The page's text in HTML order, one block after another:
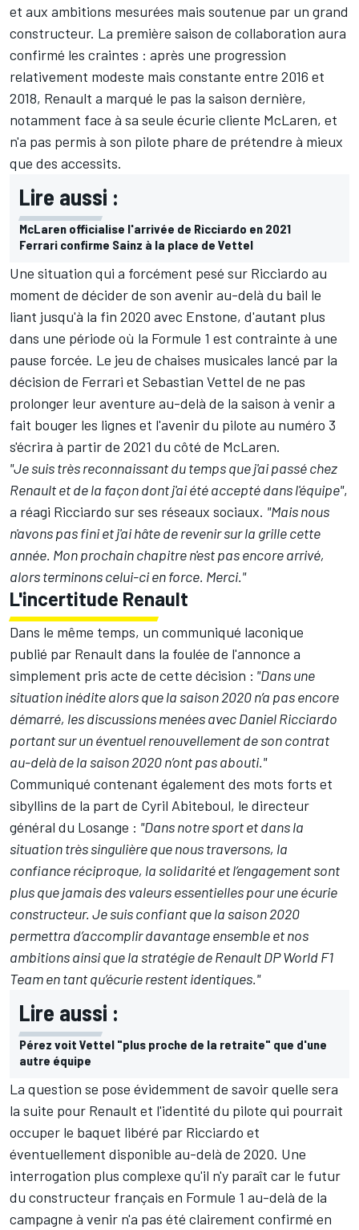
et aux ambitions mesurées mais soutenue par un grand
constructeur. La première saison de collaboration aura
confirmé les craintes : après une progression
relativement modeste mais constante entre 2016 et
2018, Renault a marqué le pas la saison dernière,
notamment face à sa seule écurie cliente McLaren, et
n'a pas permis à son pilote phare de prétendre à mieux
que des accessits.
Lire aussi :
McLaren officialise l'arrivée de Ricciardo en 2021
Ferrari confirme Sainz à la place de Vettel
Une situation qui a forcément pesé sur Ricciardo au
moment de décider de son avenir au-delà du bail le
liant jusqu'à la fin 2020 avec Enstone, d'autant plus
dans une période où la Formule 1 est contrainte à une
pause forcée. Le jeu de chaises musicales lancé par la
décision de Ferrari et Sebastian Vettel de ne pas
prolonger leur aventure au-delà de la saison à venir a
fait bouger les lignes et l'avenir du pilote au numéro 3
s'écrira à partir de 2021 du côté de McLaren.
"Je suis très reconnaissant du temps que j'ai passé chez
Renault et de la façon dont j'ai été accepté dans l'équipe",
a réagi Ricciardo sur ses réseaux sociaux. "Mais nous
n'avons pas fini et j'ai hâte de revenir sur la grille cette
année. Mon prochain chapitre n'est pas encore arrivé,
alors terminons celui-ci en force. Merci."
L'incertitude Renault
Dans le même temps, un communiqué laconique
publié par Renault dans la foulée de l'annonce a
simplement pris acte de cette décision : "Dans une
situation inédite alors que la saison 2020 n’a pas encore
démarré, les discussions menées avec Daniel Ricciardo
portant sur un éventuel renouvellement de son contrat
au-delà de la saison 2020 n’ont pas abouti."
Communiqué contenant également des mots forts et
sibyllins de la part de Cyril Abiteboul, le directeur
général du Losange : "Dans notre sport et dans la
situation très singulière que nous traversons, la
confiance réciproque, la solidarité et l’engagement sont
plus que jamais des valeurs essentielles pour une écurie
constructeur. Je suis confiant que la saison 2020
permettra d’accomplir davantage ensemble et nos
ambitions ainsi que la stratégie de Renault DP World F1
Team en tant qu’écurie restent identiques."
Lire aussi :
Pérez voit Vettel "plus proche de la retraite" que d'une
autre équipe
La question se pose évidemment de savoir quelle sera
la suite pour Renault et l'identité du pilote qui pourrait
occuper le baquet libéré par Ricciardo et
éventuellement disponible au-delà de 2020. Une
interrogation plus complexe qu'il n'y paraît car le futur
du constructeur français en Formule 1 au-delà de la
campagne à venir n'a pas été clairement confirmé en